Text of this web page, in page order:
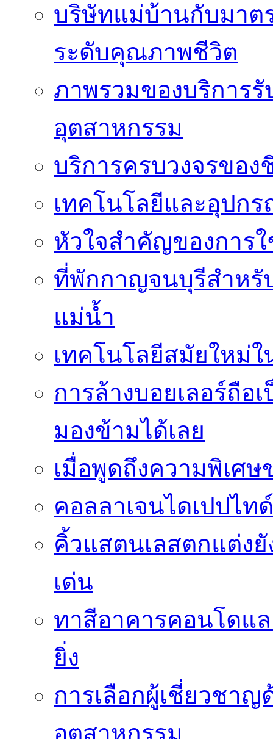
บริษัทแม่บ้านกับมาต
ระดับคุณภาพชีวิต
ภาพรวมของบริการ
อุตสาหกรรม
บริการครบวงจรขอ
เทคโนโลยีและอุปก
หัวใจสำคัญของการ
ที่พักกาญจนบุรีสำหรั
แม่น้ำ
เทคโนโลยีสมัยใหม่ใน
การล้างบอยเลอร์ถื
มองข้ามได้เลย
เมื่อพูดถึงความพิเศษ
คอลลาเจนไดเปปไท
คิ้วแสตนเลสตกแต่ง
เด่น
ทาสีอาคารคอนโดแ
ยิ่ง
การเลือกผู้เชี่ยวชา
อุตสาหกรรม